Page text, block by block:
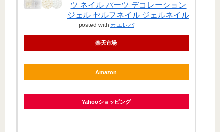
ツ ネイル パーツ デコレーション
ジェル セルフネイル ジェルネイル
posted with カエレバ
楽天市場
Amazon
Yahooショッピング